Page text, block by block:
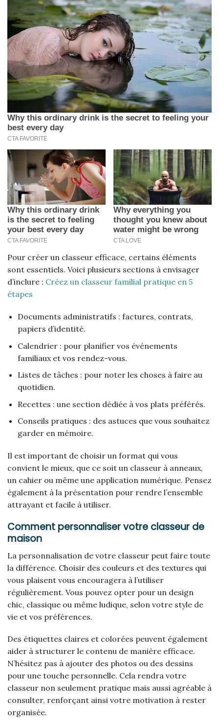
Pour créer un classeur efficace, certains éléments
sont essentiels. Voici plusieurs sections à envisager
d’inclure : Créez un classeur familial pratique en 5
étapes
Documents administratifs : factures, contrats,
papiers d’identité.
Calendrier : pour planifier vos événements
familiaux et vos rendez-vous.
Listes de tâches : pour noter les choses à faire au
quotidien.
Recettes : une section dédiée à vos plats préférés.
Conseils pratiques : des astuces que vous souhaitez
garder en mémoire.
Il est important de choisir un format qui vous
convient le mieux, que ce soit un classeur à anneaux,
un cahier ou même une application numérique. Pensez
également à la présentation pour rendre l’ensemble
attrayant et facile à utiliser.
Comment personnaliser votre classeur de
maison
La personnalisation de votre classeur peut faire toute
la différence. Choisir des couleurs et des textures qui
vous plaisent vous encouragera à l’utiliser
régulièrement. Vous pouvez opter pour un design
chic, classique ou même ludique, selon votre style de
vie et vos préférences.
Des étiquettes claires et colorées peuvent également
aider à structurer le contenu de manière efficace.
N’hésitez pas à ajouter des photos ou des dessins
pour une touche personnelle. Cela rendra votre
classeur non seulement pratique mais aussi agréable à
consulter, renforçant ainsi votre motivation à rester
organisée.